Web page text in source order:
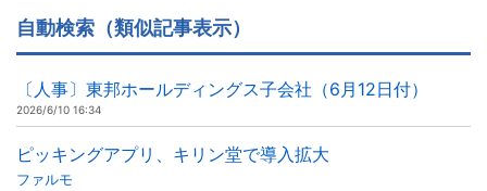
自動検索（類似記事表示）
〔人事〕東邦ホールディングス子会社（6月12日付）
2026/6/10 16:34
ピッキングアプリ、キリン堂で導入拡大
ファルモ